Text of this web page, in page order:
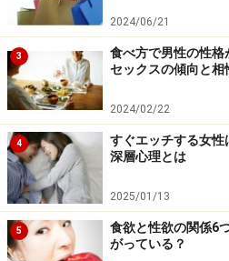
2024/06/21
3
食べ方で男性の性格
セックスの傾向と相
2024/02/22
4
すぐエッチする女
深層心理とは
2025/01/13
5
食欲と性欲の関係6
がっている？